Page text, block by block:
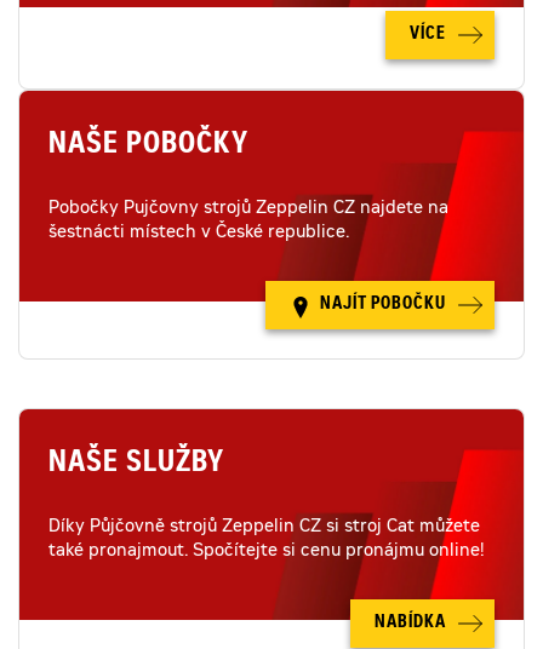
VÍCE
NAŠE POBOČKY
Pobočky Pujčovny strojů Zeppelin CZ najdete na
šestnácti místech v České republice.
NAJÍT POBOČKU
NAŠE SLUŽBY
Díky Půjčovně strojů Zeppelin CZ si stroj Cat můžete
také pronajmout. Spočítejte si cenu pronájmu online!
NABÍDKA